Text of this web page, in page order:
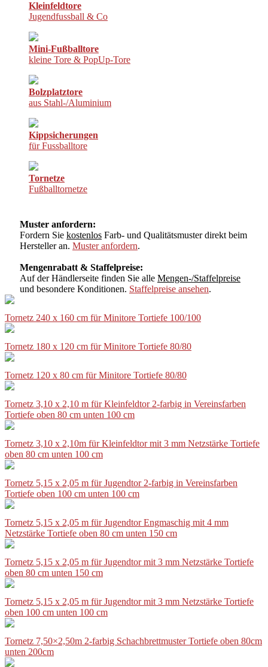
Kleinfeldtore
Jugendfussball & Co
Mini-Fußballtore
kleine Tore & PopUp-Tore
Bolzplatztore
aus Stahl-/Aluminium
Kippsicherungen
für Fussballtore
Tornetze
Fußballtornetze
Muster anfordern:
Fordern Sie kostenlos Farb- und Qualitätsmuster direkt beim
Hersteller an. Muster anfordern.
Mengenrabatt & Staffelpreise:
Auf der Händlerseite finden Sie alle Mengen-/Staffelpreise
und besondere Konditionen. Staffelpreise ansehen.
Tornetz 240 x 160 cm für Minitore Tortiefe 100/100
Tornetz 180 x 120 cm für Minitore Tortiefe 80/80
Tornetz 120 x 80 cm für Minitore Tortiefe 80/80
Tornetz 3,10 x 2,10 m für Kleinfeldtor 2-farbig in Vereinsfarben
Tortiefe oben 80 cm unten 100 cm
Tornetz 3,10 x 2,10m für Kleinfeldtor mit 3 mm Netzstärke Tortiefe
oben 80 cm unten 100 cm
Tornetz 5,15 x 2,05 m für Jugendtor 2-farbig in Vereinsfarben
Tortiefe oben 100 cm unten 100 cm
Tornetz 5,15 x 2,05 m für Jugendtor Engmaschig mit 4 mm
Netzstärke Tortiefe oben 80 cm unten 150 cm
Tornetz 5,15 x 2,05 m für Jugendtor mit 3 mm Netzstärke Tortiefe
oben 80 cm unten 150 cm
Tornetz 5,15 x 2,05 m für Jugendtor mit 3 mm Netzstärke Tortiefe
oben 100 cm unten 100 cm
Tornetz 7,50×2,50m 2-farbig Schachbrettmuster Tortiefe oben 80cm
unten 200cm